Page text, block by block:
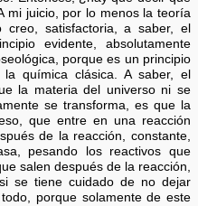
mi juicio, por lo menos la teoría
satisfactoria, a saber, el
evidente, absolutamente
porque es un principio
química clásica. A saber, el
la materia del universo ni se
se transforma, es que la
que entre en una reacción
de la reacción, constante,
pesando los reactivos que
salen después de la reacción,
se tiene cuidado de no dejar
porque solamente de este